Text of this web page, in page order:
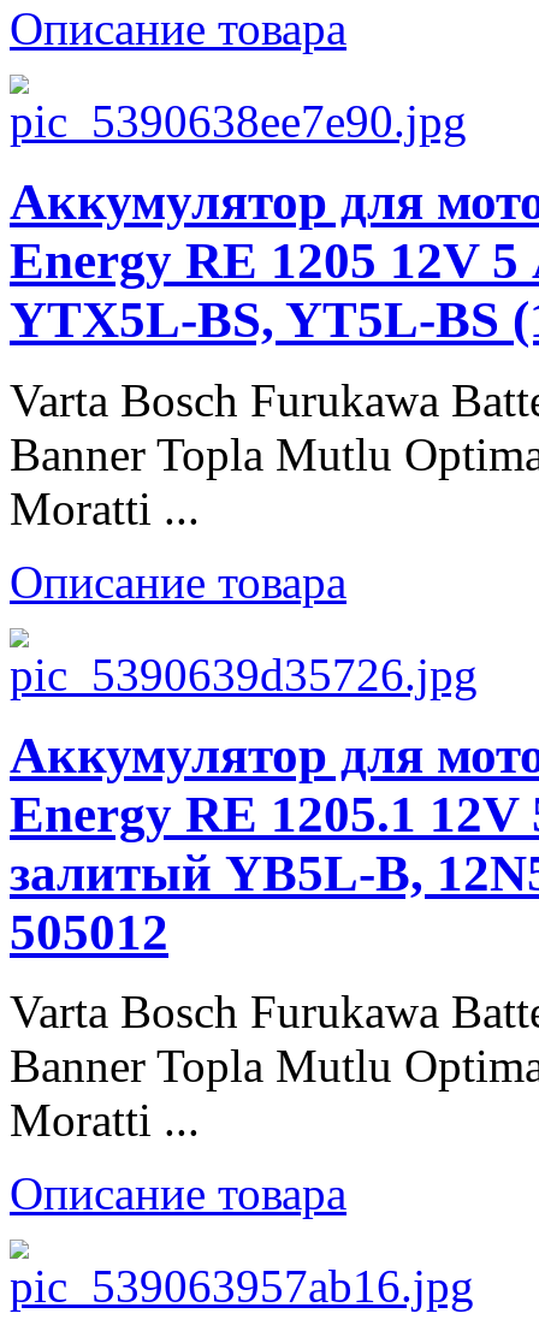
Описание товара
Аккумулятор для
Energy RE 1205 12V
YTX5L-BS, YT5L-BS
Varta Bosch Furukawa
Banner Topla Mutlu
Moratti ...
Описание товара
Аккумулятор для
Energy RE 1205.1
залитый YB5L-B,
505012
Varta Bosch Furukawa
Banner Topla Mutlu
Moratti ...
Описание товара